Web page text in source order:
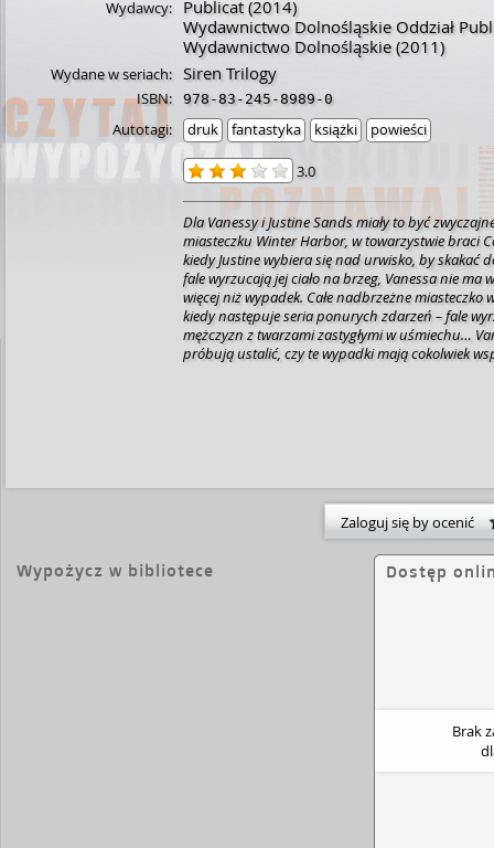
Wydawcy: Publicat(2014)
Wydawnictwo Dolnośląskie Oddział
Wydawnictwo Dolnośląskie(2011)
Wydane w seriach: Siren Trilogy
ISBN: 978-83-245-8989-0
Autotagi: druk fantastyka książki powieści
3.0
Dla Vanessy i Justine Sands miały to być
miasteczku Winter Harbor, w towarzystwie braci
kiedy Justine wybiera się nad urwisko, by skakać
fale wyrzucają jej ciało na brzeg, Vanessa nie ma
więcej niż wypadek. Całe nadbrzeżne miasteczko
kiedy następuje seria ponurych zdarzeń – fale
mężczyzn z twarzami zastygłymi w uśmiechu…
próbują ustalić, czy te wypadki mają cokolwiek
Zaloguj się by ocenić
Wypożycz w bibliotece Dostęp
Brak